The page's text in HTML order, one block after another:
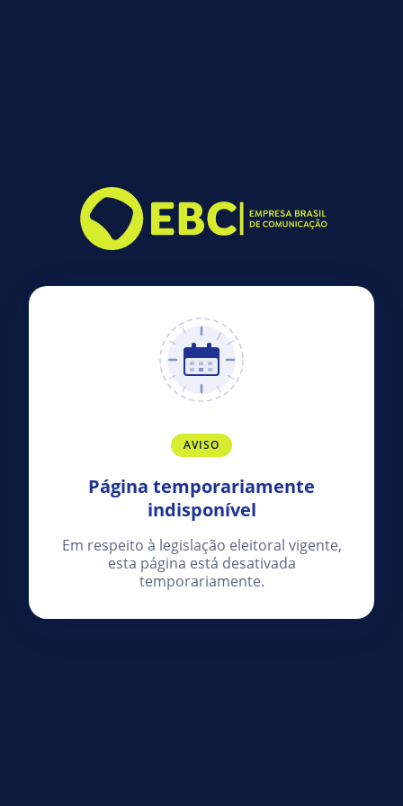
AVISO
Página temporariamente
indisponível
Em respeito à legislação eleitoral vigente,
esta página está desativada
temporariamente.